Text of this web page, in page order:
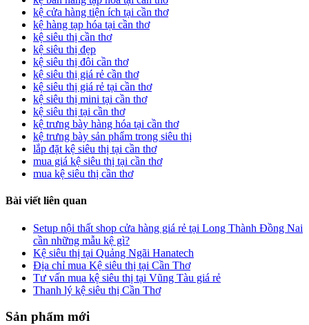
kệ cửa hàng tiện ích tại cần thơ
kệ hàng tạp hóa tại cần thơ
kệ siêu thị cần thơ
kệ siêu thị đẹp
kệ siêu thị đôi cần thơ
kệ siêu thị giá rẻ cần thơ
kệ siêu thị giá rẻ tại cần thơ
kệ siêu thị mini tại cần thơ
kệ siêu thị tại cần thơ
kệ trưng bày hàng hóa tại cần thơ
kệ trưng bày sản phẩm trong siêu thị
lắp đặt kệ siêu thị tại cần thơ
mua giá kệ siêu thị tại cần thơ
mua kệ siêu thị cần thơ
Bài viết liên quan
Setup nội thất shop cửa hàng giá rẻ tại Long Thành Đồng Nai
cần những mẫu kệ gì?
Kệ siêu thị tại Quảng Ngãi Hanatech
Địa chỉ mua Kệ siêu thị tại Cần Thơ
Tư vấn mua kệ siêu thị tại Vũng Tàu giá rẻ
Thanh lý kệ siêu thị Cần Thơ
Sản phẩm mới